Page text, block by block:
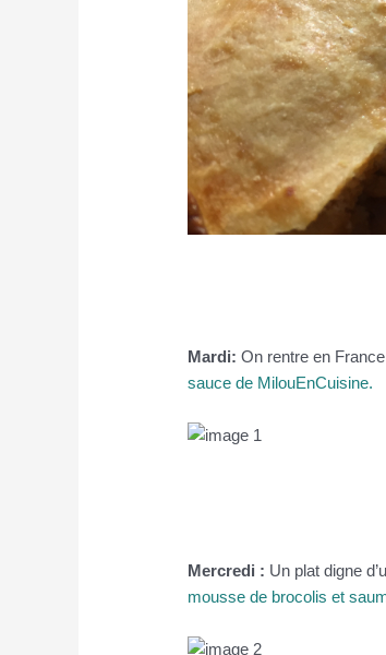
Mardi: On rentre en
sauce de MilouEnCuisine.
Mercredi : Un plat digne
mousse de brocolis et